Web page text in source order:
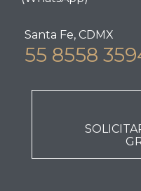
Santa Fe, CDMX
55 8558